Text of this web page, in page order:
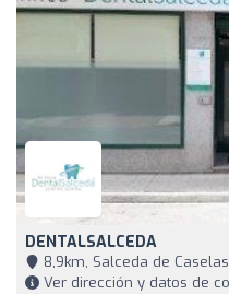
DENTALSALCEDA
8,9km, Salceda de Caselas
Ver dirección y datos de